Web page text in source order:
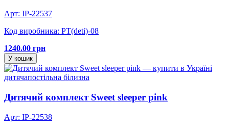
Арт: IP-22537
Код виробника: PT(deti)-08
1240.00 грн
У кошик
дитячапостільна білизна
Дитячий комплект Sweet sleeper pink
Арт: IP-22538